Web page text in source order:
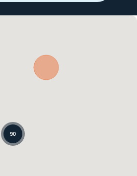
90